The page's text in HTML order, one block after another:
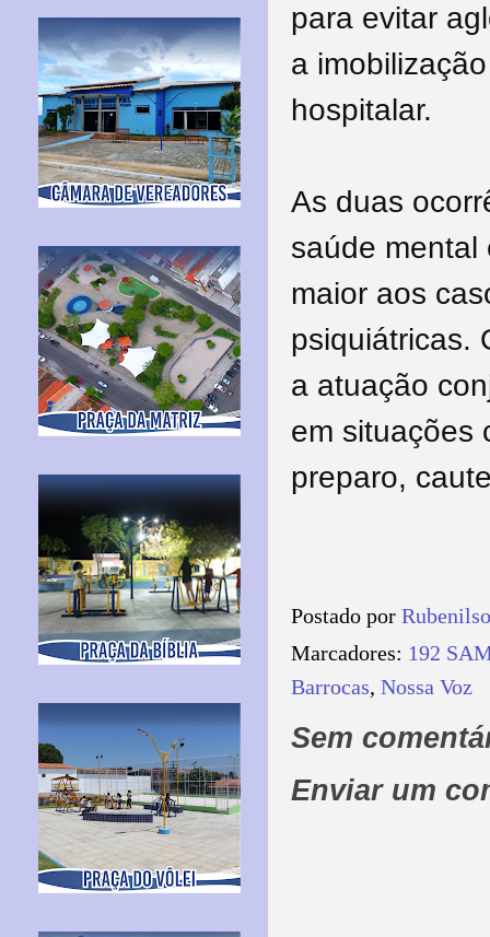
para evitar
a
hospitalar.
As duas
saúde mental
maior aos
psiquiátricas.
a atuação
em situações
preparo,
Postado por
Marcadores: 192
Barrocas, Nossa Voz
Sem
Enviar um